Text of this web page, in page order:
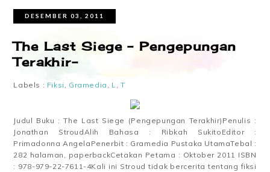
DESEMBER 03, 2011
The Last Siege - Pengepungan
Terakhir-
Labels : Fiksi Gramedia L T
Judul Buku : The Last Siege (Pengepungan Terakhir)Penulis :
Jonathan StroudAlih Bahasa : Ribkah SukitoEditor :
Primadonna AngelaPenerbit : Gramedia Pustaka UtamaTebal :
282 halaman, paperbackCetakan Petama : Oktober 2011 ISBN
: 978-979-22-7611-4Kali ini Stroud tidak bercerita tentang fiksi